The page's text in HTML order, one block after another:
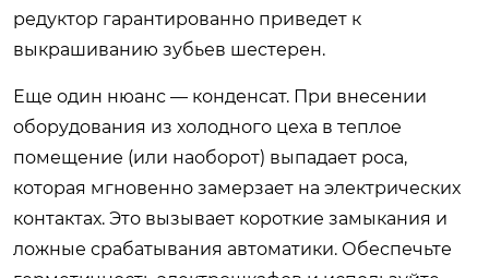
редуктор гарантированно приведет к
выкрашиванию зубьев шестерен.
Еще один нюанс — конденсат. При внесении
оборудования из холодного цеха в теплое
помещение (или наоборот) выпадает роса,
которая мгновенно замерзает на электрических
контактах. Это вызывает короткие замыкания и
ложные срабатывания автоматики. Обеспечьте